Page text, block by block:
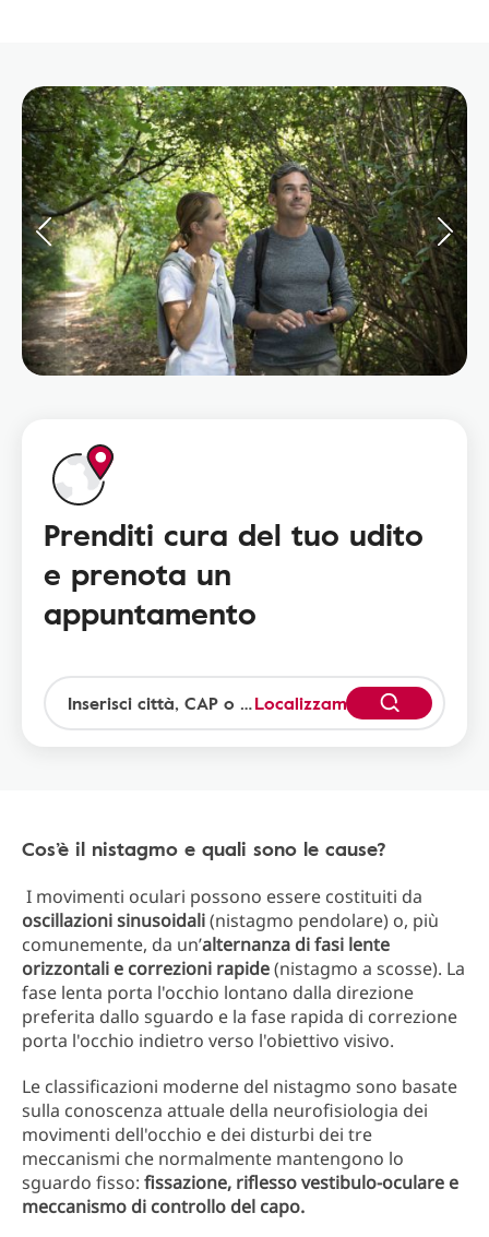
Prenditi cura del tuo udito
e prenota un
appuntamento
Localizzami
Cos’è il nistagmo e quali sono le cause?
I movimenti oculari possono essere costituiti da
oscillazioni sinusoidali(nistagmo pendolare) o, più
comunemente, da un’alternanza di fasi lente
orizzontali e correzioni rapide(nistagmo a scosse). La
fase lenta porta l'occhio lontano dalla direzione
preferita dallo sguardo e la fase rapida di correzione
porta l'occhio indietro verso l'obiettivo visivo.
Le classificazioni moderne del nistagmo sono basate
sulla conoscenza attuale della neurofisiologia dei
movimenti dell'occhio e dei disturbi dei tre
meccanismi che normalmente mantengono lo
sguardo fisso: fissazione, riflesso vestibulo-oculare e
meccanismo di controllo del capo.